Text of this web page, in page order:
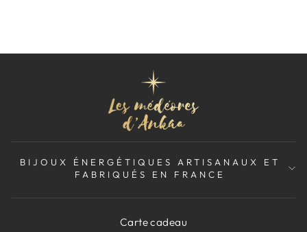
BIJOUX ÉNERGÉTIQUES ARTISANAUX ET
FABRIQUÉS EN FRANCE
Carte cadeau